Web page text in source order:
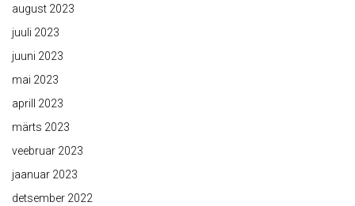
august 2023
juuli 2023
juuni 2023
mai 2023
aprill 2023
märts 2023
veebruar 2023
jaanuar 2023
detsember 2022